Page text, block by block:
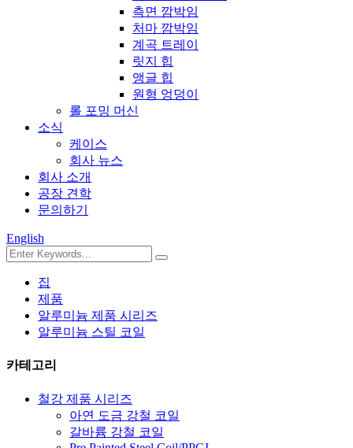
측면 깜박임
처마 깜박임
계곡 트레이
릿지 힙
앵글 힙
원형 엉덩이
롤 포밍 머신
소식
케이스
회사 뉴스
회사 소개
공장 견학
문의하기
English
집
제품
알루미늄 제품 시리즈
알루미늄 스틸 코일
카테고리
철강 제품 시리즈
아연 도금 강철 코일
갈바륨 강철 코일